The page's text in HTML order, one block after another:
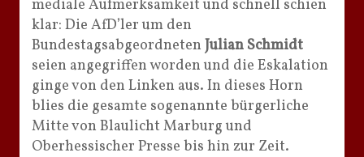
mediale Aufmerksamkeit und schnell schien
klar: Die AfD’ler um den
Bundestagsabgeordneten Julian Schmidt
seien angegriffen worden und die Eskalation
ginge von den Linken aus. In dieses Horn
blies die gesamte sogenannte bürgerliche
Mitte von Blaulicht Marburg und
Oberhessischer Presse bis hin zur Zeit.